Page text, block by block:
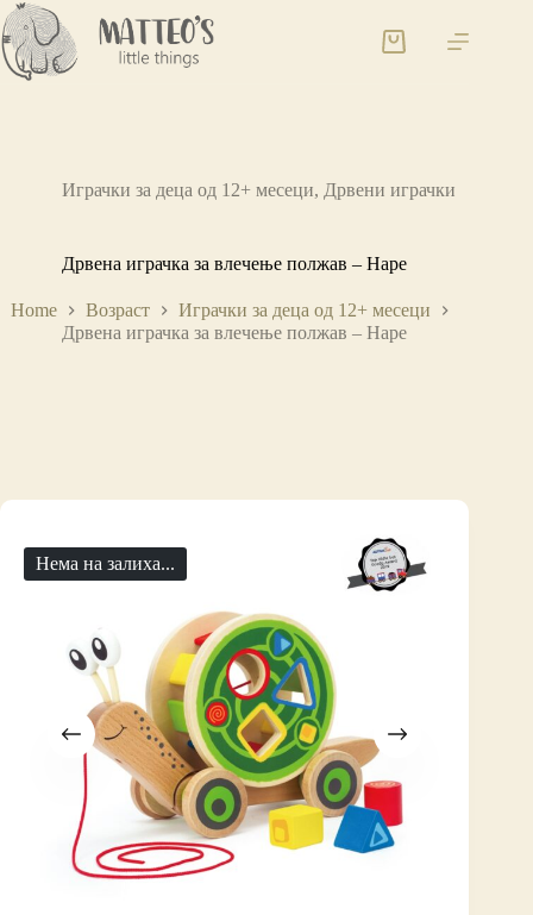
Играчки за деца од 12+ месеци, Дрвени играчки
Дрвена играчка за влечење полжав – Hape
Home Возраст
Играчки за деца од 12+ месеци
Дрвена играчка за влечење полжав – Hape
Нема на залиха...